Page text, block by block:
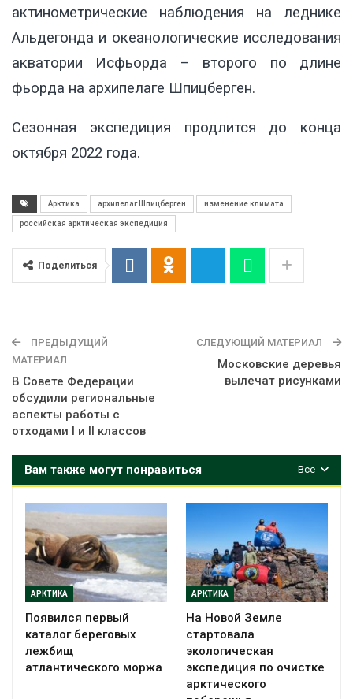
актинометрические наблюдения на леднике
Альдегонда и океанологические исследования
акватории Исфьорда – второго по длине
фьорда на архипелаге Шпицберген.
Сезонная экспедиция продлится до конца
октября 2022 года.
Арктика архипелаг Шпицберген изменение климата
российская арктическая экспедиция
Поделиться
ПРЕДЫДУЩИЙ
МАТЕРИАЛ
В Совете Федерации
обсудили региональные
аспекты работы с
отходами I и II классов
СЛЕДУЮЩИЙ МАТЕРИАЛ
Московские деревья
вылечат рисунками
Все
Вам также могут понравиться
АРКТИКА
Появился первый
каталог береговых
лежбищ
атлантического моржа
АРКТИКА
На Новой Земле
стартовала
экологическая
экспедиция по очистке
арктического